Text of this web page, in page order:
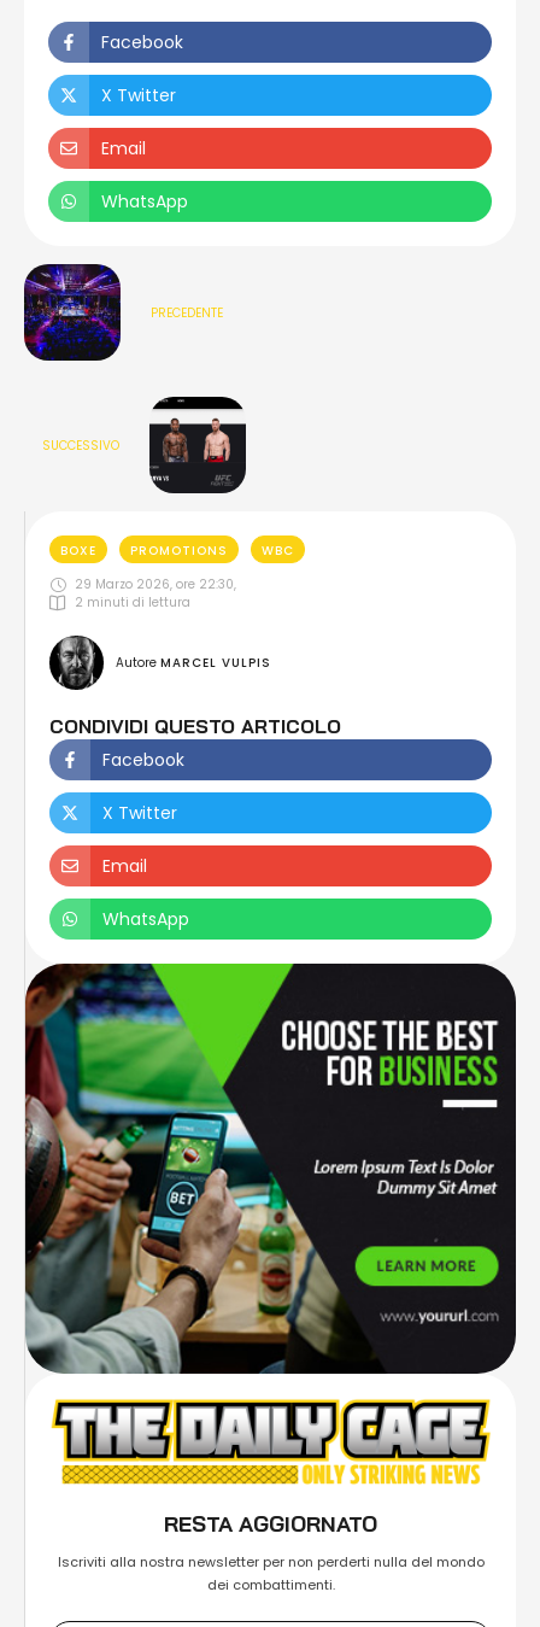
Facebook
X Twitter
Email
WhatsApp
PRECEDENTE
SUCCESSIVO
BOXE PROMOTIONS
WBC
29 Marzo 2026, ore 22:30,
2 minuti di lettura
Autore MARCEL VULPIS
CONDIVIDI QUESTO ARTICOLO
Facebook
X Twitter
Email
WhatsApp
RESTA AGGIORNATO
Iscriviti alla nostra newsletter per non perderti nulla del mondo
dei combattimenti.